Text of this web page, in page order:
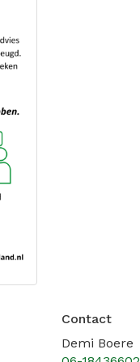
Contact
Demi Boere